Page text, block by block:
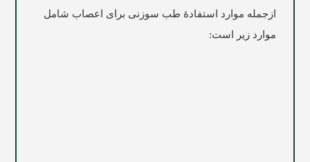
ازجمله موارد استفادۀ طب سوزنی برای اعصاب شامل
موارد زیر است: